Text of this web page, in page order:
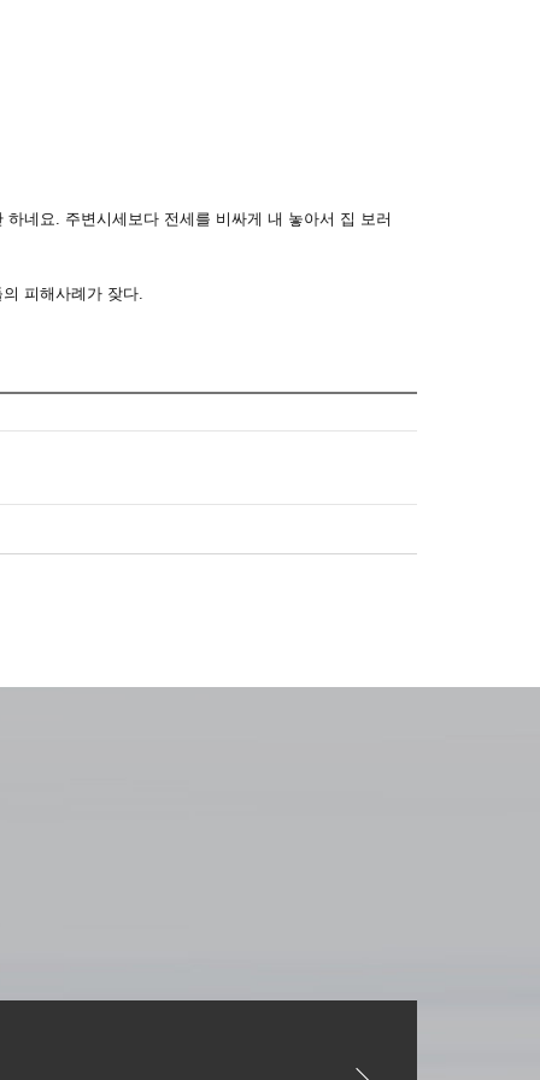
네요. 주변시세보다 전세를 비싸게 내 놓아서 집 보러
피해사례가 잦다.